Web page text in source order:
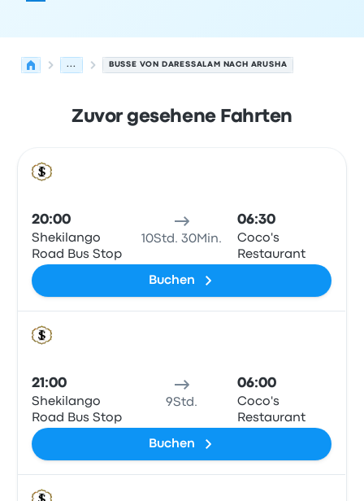
... BUSSE VON DARESSALAM NACH ARUSHA
Zuvor gesehene Fahrten
20:00
Shekilango
Road Bus Stop
10Std. 30Min.
06:30
Coco's
Restaurant
Buchen
21:00
Shekilango
Road Bus Stop
9Std.
06:00
Coco's
Restaurant
Buchen